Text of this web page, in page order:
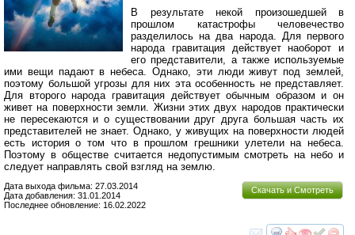
В результате некой произошедшей в
прошлом катастрофы человечество
разделилось на два народа. Для первого
народа гравитация действует наоборот и
его представители, а также используемые
ими вещи падают в небеса. Однако, эти люди живут под землей,
поэтому большой угрозы для них эта особенность не представляет.
Для второго народа гравитация действует обычным образом и он
живет на поверхности земли. Жизни этих двух народов практически
не пересекаются и о существовании друг друга большая часть их
представителей не знает. Однако, у живущих на поверхности людей
есть история о том что в прошлом грешники улетели на небеса.
Поэтому в обществе считается недопустимым смотреть на небо и
следует направлять свой взгляд на землю.
Скачать и Смотреть
Дата выхода фильма: 27.03.2014
Дата добавления: 31.01.2014
Последнее обновление: 16.02.2022